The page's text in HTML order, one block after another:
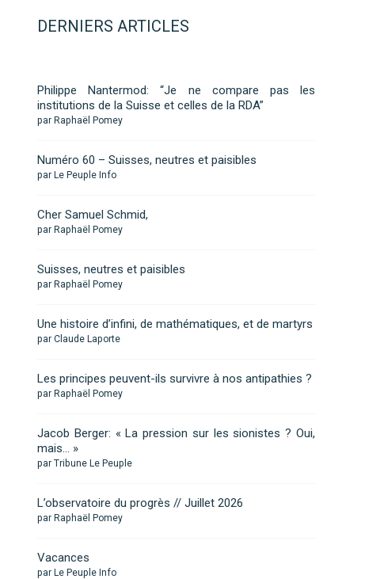
DERNIERS ARTICLES
Philippe Nantermod: “Je ne compare pas les
institutions de la Suisse et celles de la RDA”
par Raphaël Pomey
Numéro 60 – Suisses, neutres et paisibles
par Le Peuple Info
Cher Samuel Schmid,
par Raphaël Pomey
Suisses, neutres et paisibles
par Raphaël Pomey
Une histoire d’infini, de mathématiques, et de martyrs
par Claude Laporte
Les principes peuvent-ils survivre à nos antipathies ?
par Raphaël Pomey
Jacob Berger: « La pression sur les sionistes ? Oui,
mais… »
par Tribune Le Peuple
L’observatoire du progrès // Juillet 2026
par Raphaël Pomey
Vacances
par Le Peuple Info